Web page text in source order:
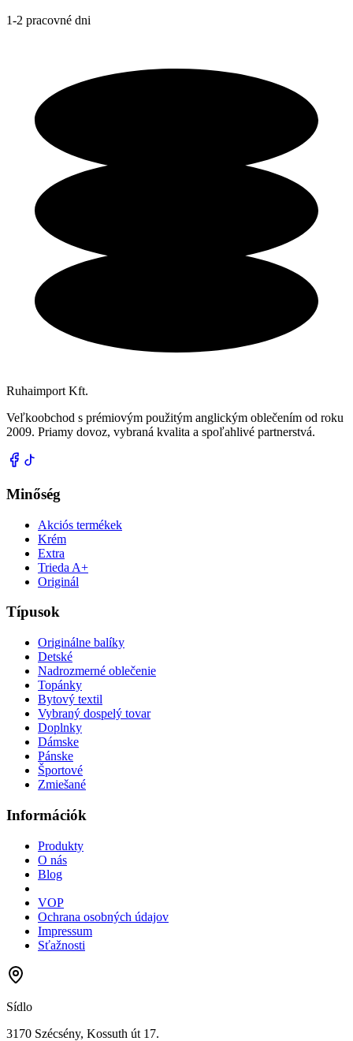
1-2 pracovné dni
Ruhaimport Kft.
Veľkoobchod s prémiovým použitým anglickým oblečením od roku
2009. Priamy dovoz, vybraná kvalita a spoľahlivé partnerstvá.
Minőség
Akciós termékek
Krém
Extra
Trieda A+
Originál
Típusok
Originálne balíky
Detské
Nadrozmerné oblečenie
Topánky
Bytový textil
Vybraný dospelý tovar
Doplnky
Dámske
Pánske
Športové
Zmiešané
Információk
Produkty
O nás
Blog
VOP
Ochrana osobných údajov
Impressum
Sťažnosti
Sídlo
3170 Szécsény, Kossuth út 17.